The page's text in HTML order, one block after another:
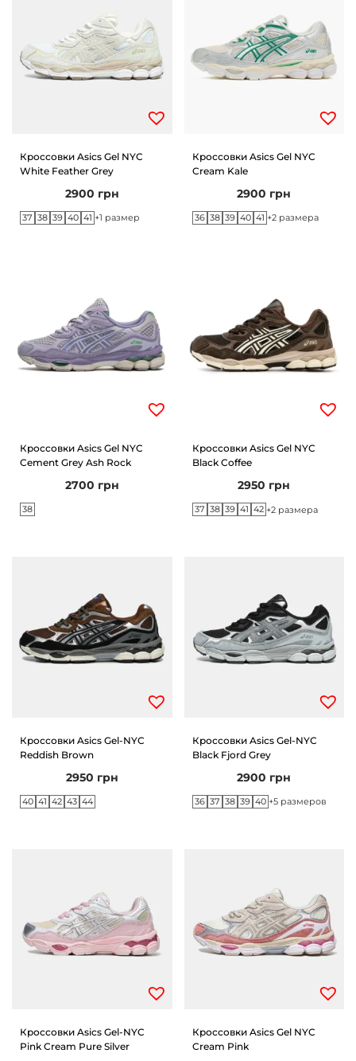
Кроссовки Asics Gel NYC
White Feather Grey
2900 грн
37 38 39 40 41 +1 размер
Кроссовки Asics Gel NYC
Cream Kale
2900 грн
36 38 39 40 41 +2 размера
Кроссовки Asics Gel NYC
Cement Grey Ash Rock
2700 грн
38
Кроссовки Asics Gel NYC
Black Coffee
2950 грн
37 38 39 41 42 +2 размера
Кроссовки Asics Gel-NYC
Reddish Brown
2950 грн
40 41 42 43 44
Кроссовки Asics Gel-NYC
Black Fjord Grey
2900 грн
36 37 38 39 40 +5 размеров
Кроссовки Asics Gel-NYC
Pink Cream Pure Silver
Кроссовки Asics Gel NYC
Cream Pink